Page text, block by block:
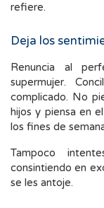
refiere.
Deja los
Renuncia al
supermujer.
complicado. No
hijos y piensa en
los fines de
Tampoco
consintiendo en
se les antoje.